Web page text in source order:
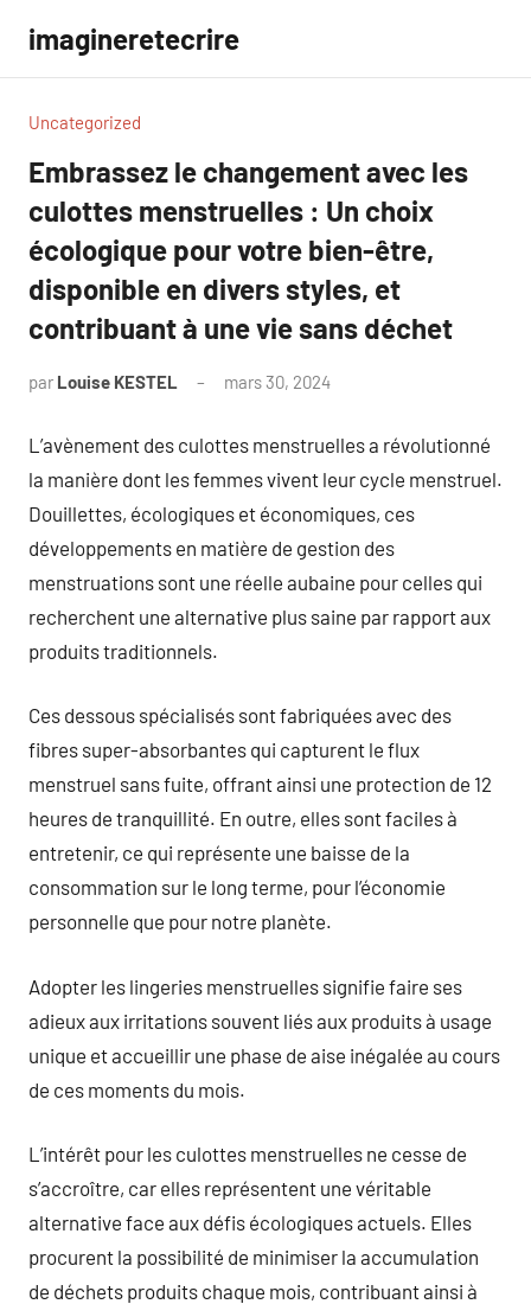
contenu
imagineretecrire
Uncategorized
Embrassez le changement avec les
culottes menstruelles : Un choix
écologique pour votre bien-être,
disponible en divers styles, et
contribuant à une vie sans déchet
par Louise KESTEL mars 30, 2024
L’avènement des culottes menstruelles a révolutionné
la manière dont les femmes vivent leur cycle menstruel.
Douillettes, écologiques et économiques, ces
développements en matière de gestion des
menstruations sont une réelle aubaine pour celles qui
recherchent une alternative plus saine par rapport aux
produits traditionnels.
Ces dessous spécialisés sont fabriquées avec des
fibres super-absorbantes qui capturent le flux
menstruel sans fuite, offrant ainsi une protection de 12
heures de tranquillité. En outre, elles sont faciles à
entretenir, ce qui représente une baisse de la
consommation sur le long terme, pour l’économie
personnelle que pour notre planète.
Adopter les lingeries menstruelles signifie faire ses
adieux aux irritations souvent liés aux produits à usage
unique et accueillir une phase de aise inégalée au cours
de ces moments du mois.
L’intérêt pour les culottes menstruelles ne cesse de
s’accroître, car elles représentent une véritable
alternative face aux défis écologiques actuels. Elles
procurent la possibilité de minimiser la accumulation
de déchets produits chaque mois, contribuant ainsi à